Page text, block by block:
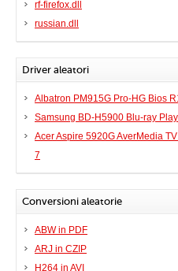
rf-firefox.dll
russian.dll
Driver aleatori
Albatron PM915G Pro-HG Bios
Samsung BD-H5900 Blu-ray
Acer Aspire 5920G AverMedia
7
Conversioni aleatorie
ABW in PDF
ARJ in CZIP
H264 in AVI